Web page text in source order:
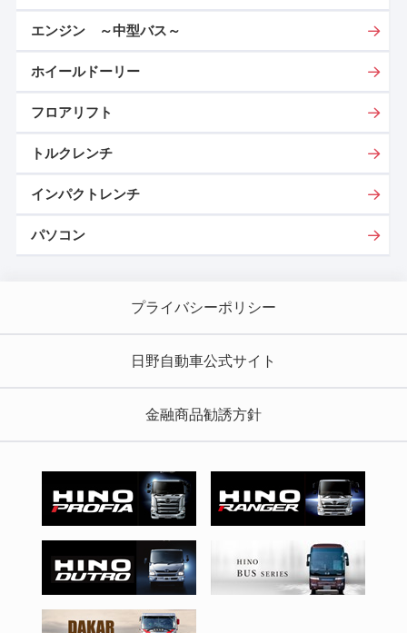
エンジン ～中型バス～
ホイールドーリー
フロアリフト
トルクレンチ
インパクトレンチ
パソコン
プライバシーポリシー
日野自動車公式サイト
金融商品勧誘方針